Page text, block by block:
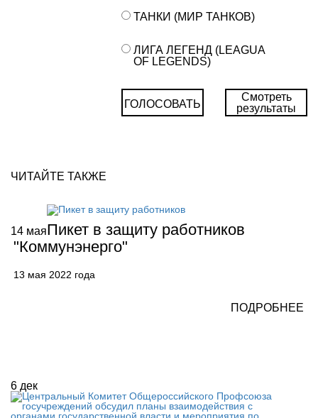
ТАНКИ (МИР ТАНКОВ)
ЛИГА ЛЕГЕНД (LEAGUA
OF LEGENDS)
ГОЛОСОВАТЬ
Смотреть
результаты
ЧИТАЙТЕ ТАКЖЕ
14 маяПикет в защиту работников
"Коммунэнерго"
13 мая 2022 года
ПОДРОБНЕЕ
6 дек